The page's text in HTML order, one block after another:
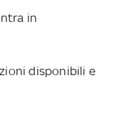
in
disponibili e